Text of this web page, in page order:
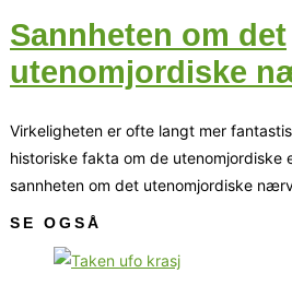
Sannheten om det
utenomjordiske
Virkeligheten er ofte langt mer
historiske fakta om de utenomjordiske
sannheten om det utenomjordiske
SE OGSÅ